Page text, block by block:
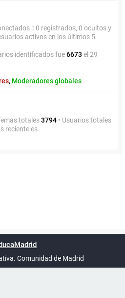
:: 0 registrados, 0 ocultos y
activos en los últimos 5
identificados fue6673 el 29
, Moderadores globales
totales3794 • Usuarios totales
reciente es
España
Comunidad de Madrid